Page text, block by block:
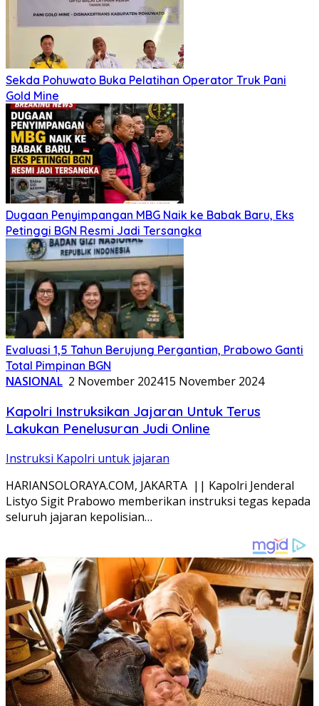
Sekda Pohuwato Buka Pelatihan Operator Truk Pani
Gold Mine
Dugaan Penyimpangan MBG Naik ke Babak Baru, Eks
Petinggi BGN Resmi Jadi Tersangka
Evaluasi 1,5 Tahun Berujung Pergantian, Prabowo Ganti
Total Pimpinan BGN
NASIONAL 2 November 202415 November 2024
Kapolri Instruksikan Jajaran Untuk Terus
Lakukan Penelusuran Judi Online
Instruksi Kapolri untuk jajaran
HARIANSOLORAYA.COM, JAKARTA || Kapolri Jenderal
Listyo Sigit Prabowo memberikan instruksi tegas kepada
seluruh jajaran kepolisian…